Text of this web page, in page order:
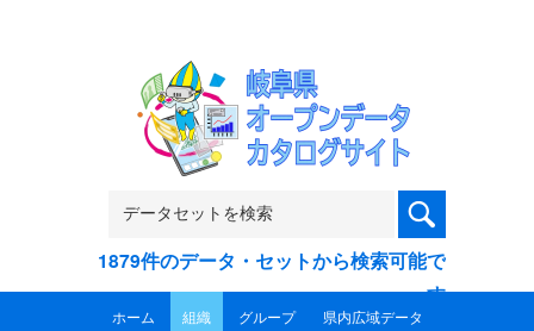
1879件のデータ・セットから検索可能で
す
ホーム 組織 グループ 県内広域データ